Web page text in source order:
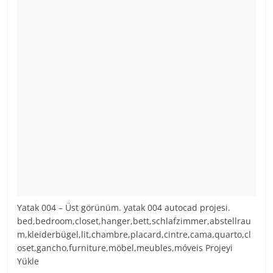
Yatak 004 – Üst görünüm. yatak 004 autocad projesi.
bed,bedroom,closet,hanger,bett,schlafzimmer,abstellrau
m,kleiderbügel,lit,chambre,placard,cintre,cama,quarto,cl
oset,gancho,furniture,möbel,meubles,móveis Projeyi
Yükle